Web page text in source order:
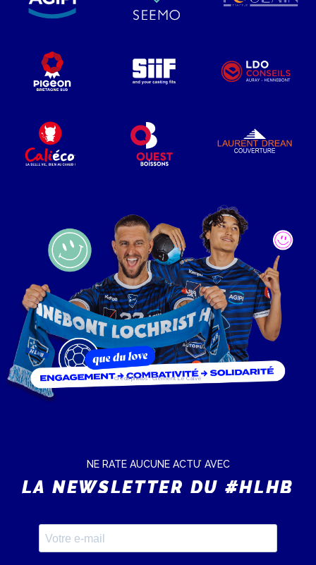
Crédit photos : Clément Le Calvé
NE RATE AUCUNE ACTU’ AVEC
LA NEWSLETTER DU #HLHB